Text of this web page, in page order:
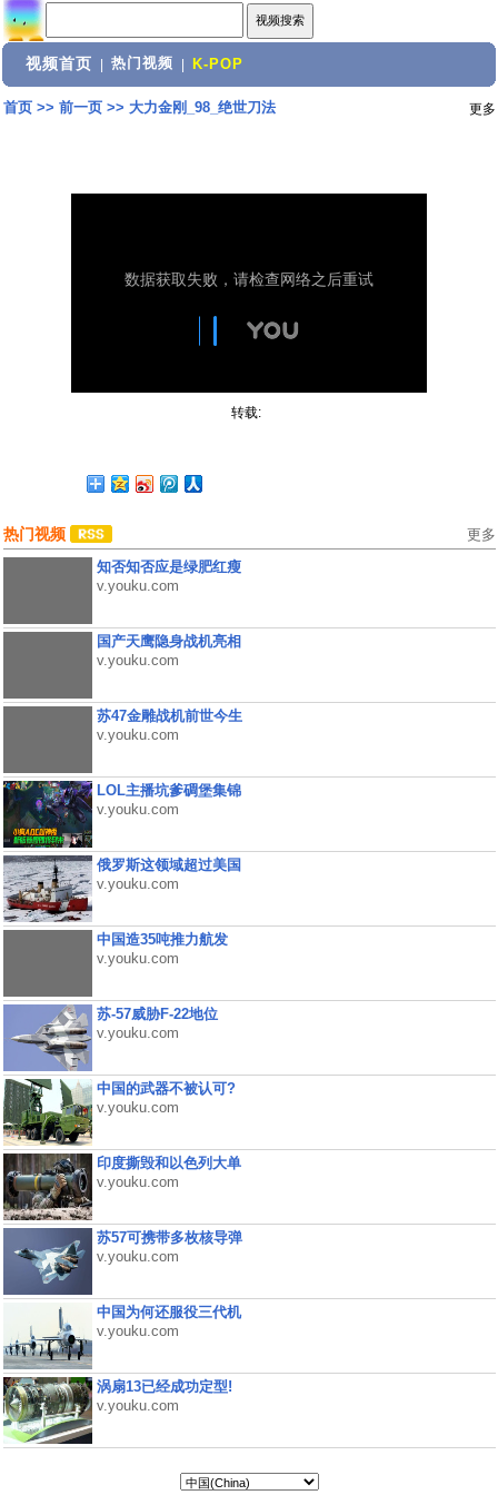
视频首页 热门视频 K-POP
首页>> 前一页>> 大力金刚_98_绝世刀法 更多
转载:
热门视频 更多
知否知否应是绿肥红瘦
v.youku.com
国产天鹰隐身战机亮相
v.youku.com
苏47金雕战机前世今生
v.youku.com
LOL主播坑爹碉堡集锦
v.youku.com
俄罗斯这领域超过美国
v.youku.com
中国造35吨推力航发
v.youku.com
苏-57威胁F-22地位
v.youku.com
中国的武器不被认可?
v.youku.com
印度撕毁和以色列大单
v.youku.com
苏57可携带多枚核导弹
v.youku.com
中国为何还服役三代机
v.youku.com
涡扇13已经成功定型!
v.youku.com